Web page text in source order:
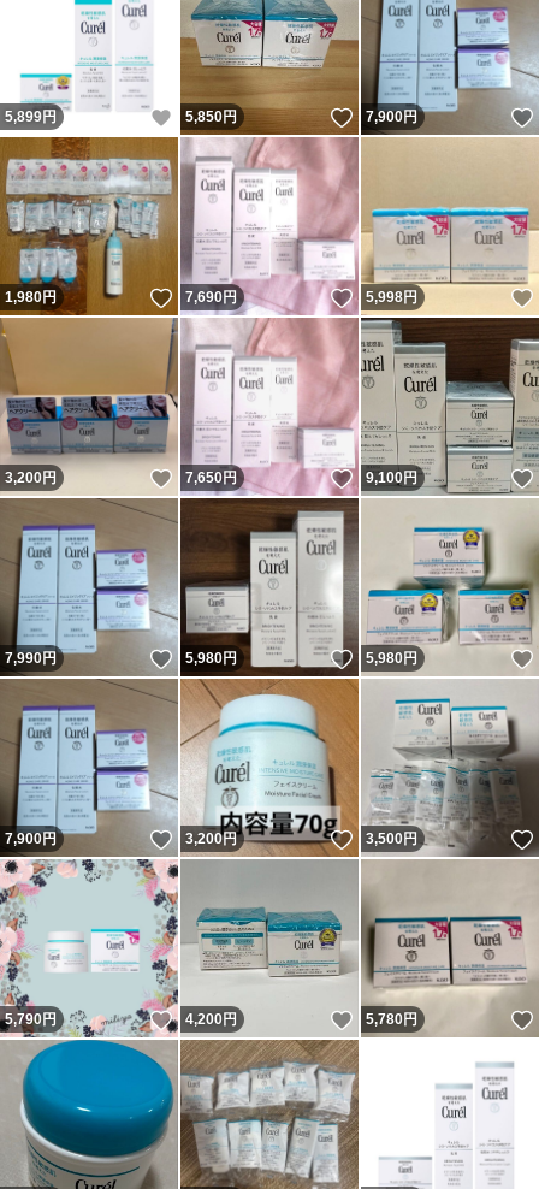
5,899円 いいね！
5,850円 いいね！
7,900円
1,980円 いいね！
7,690円 いいね！
5,998円
3,200円 いいね！
7,650円 いいね！
9,100円
7,990円 いいね！
5,980円 いいね！
5,980円
7,900円 いいね！
3,200円 いいね！
3,500円
5,790円 いいね！
4,200円 いいね！
5,780円